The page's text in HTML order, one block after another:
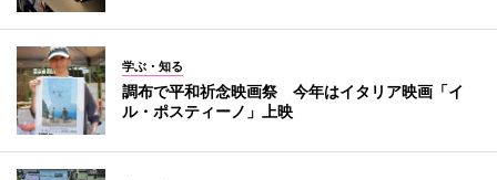
学ぶ・知る
調布で平和祈念映画祭 今年はイタリア映画「イ
ル・ポスティーノ」上映